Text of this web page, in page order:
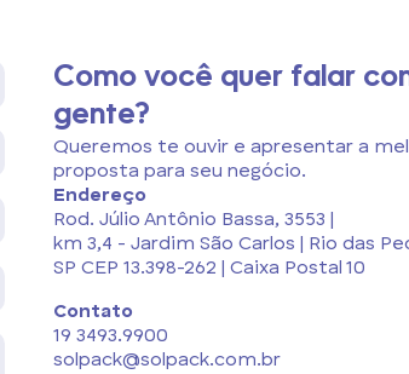
Como você quer falar
gente?
Queremos te ouvir e apresentar a
proposta para seu negócio.
Endereço
Rod. Júlio Antônio Bassa, 3553 |
km 3,4 - Jardim São Carlos | Rio das
SP CEP 13.398-262 | Caixa Postal 10
Contato
19 3493.9900
solpack@solpack.com.br